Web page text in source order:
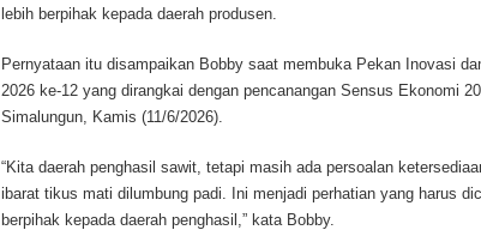
lebih berpihak kepada daerah produsen.
Pernyataan itu disampaikan Bobby saat membuka Pekan Inovasi
2026 ke-12 yang dirangkai dengan pencanangan Sensus Ekonomi
Simalungun, Kamis (11/6/2026).
“Kita daerah penghasil sawit, tetapi masih ada persoalan
ibarat tikus mati dilumbung padi. Ini menjadi perhatian yang harus
berpihak kepada daerah penghasil,” kata Bobby.